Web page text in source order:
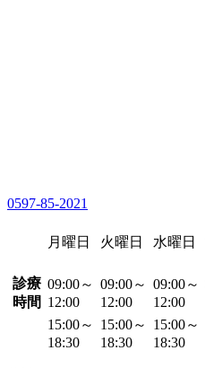
0597-85-2021
月曜日 火曜日 水曜日
診療
時間
09:00～
12:00
09:00～
12:00
09:00～
12:00
15:00～
18:30
15:00～
18:30
15:00～
18:30